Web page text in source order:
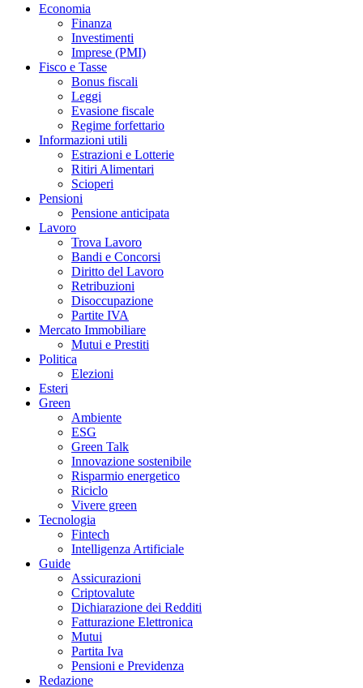
Economia
Finanza
Investimenti
Imprese (PMI)
Fisco e Tasse
Bonus fiscali
Leggi
Evasione fiscale
Regime forfettario
Informazioni utili
Estrazioni e Lotterie
Ritiri Alimentari
Scioperi
Pensioni
Pensione anticipata
Lavoro
Trova Lavoro
Bandi e Concorsi
Diritto del Lavoro
Retribuzioni
Disoccupazione
Partite IVA
Mercato Immobiliare
Mutui e Prestiti
Politica
Elezioni
Esteri
Green
Ambiente
ESG
Green Talk
Innovazione sostenibile
Risparmio energetico
Riciclo
Vivere green
Tecnologia
Fintech
Intelligenza Artificiale
Guide
Assicurazioni
Criptovalute
Dichiarazione dei Redditi
Fatturazione Elettronica
Mutui
Partita Iva
Pensioni e Previdenza
Redazione